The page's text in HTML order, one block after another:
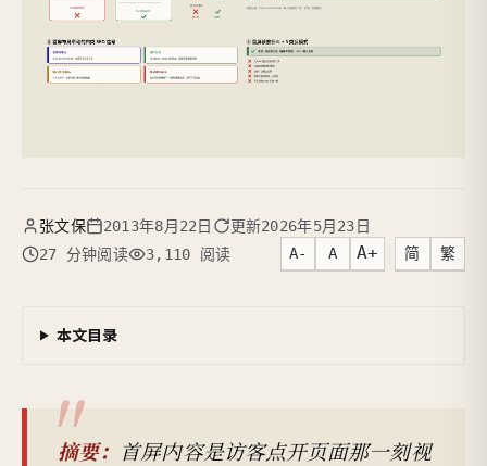
张文保 2013年8月22日 更新2026年5月23日
27 分钟阅读
3,110 阅读 A- A A+ 简 繁
本文目录
摘要： 首屏内容是访客点开页面那一刻视